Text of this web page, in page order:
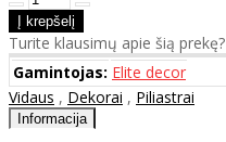
Turite klausimų apie šią prekę?
Gamintojas: Elite decor
Vidaus , Dekorai , Piliastrai
Informacija